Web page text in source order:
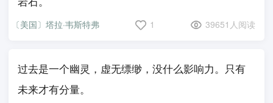
〔美国〕塔拉·韦斯特弗 1 39651人阅读
过去是一个幽灵，虚无缥缈，没什么影响力。只有
未来才有分量。